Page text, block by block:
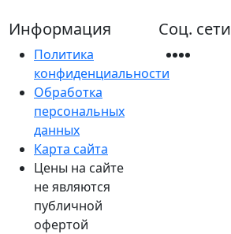
Информация
Политика
конфиденциальности
Обработка
персональных
данных
Карта сайта
Цены на сайте
не являются
публичной
офертой
Соц. сети